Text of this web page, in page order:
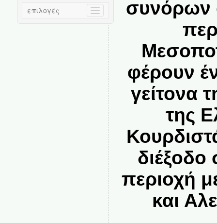
συνόρων
φέρουν
γείτονα
της
διέξοδο
περιοχή
και